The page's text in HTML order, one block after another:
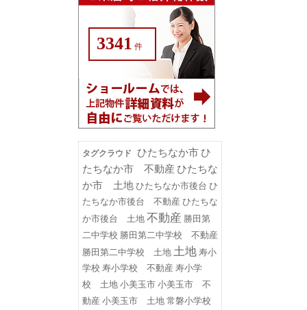
3341 件
タグクラウド ひたちなか市ひ
たちなか市 不動産 ひたちな
か市 土地 ひたちなか市後台 ひ
たちなか市後台 不動産 ひたちな
か市後台 土地 不動産 勝田第
二中学校 勝田第二中学校 不動産
勝田第二中学校 土地 土地 寿小
学校 寿小学校 不動産 寿小学
校 土地 小美玉市 小美玉市 不
動産 小美玉市 土地 常磐小学校